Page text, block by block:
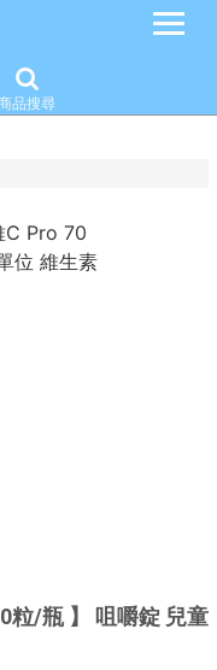
品搜尋
粒/瓶 】 咀嚼錠 兒童